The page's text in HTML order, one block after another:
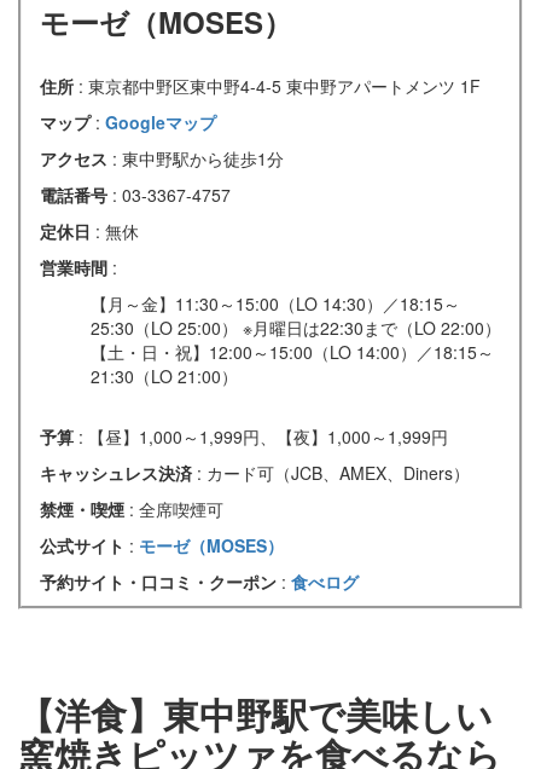
モーゼ（MOSES）
住所 : 東京都中野区東中野4-4-5 東中野アパートメンツ 1F
マップ : Googleマップ
アクセス : 東中野駅から徒歩1分
電話番号 : 03-3367-4757
定休日 : 無休
営業時間 :
【月～金】11:30～15:00（LO 14:30）／18:15～
25:30（LO 25:00） ※月曜日は22:30まで（LO 22:00）
【土・日・祝】12:00～15:00（LO 14:00）／18:15～
21:30（LO 21:00）
予算 : 【昼】1,000～1,999円、【夜】1,000～1,999円
キャッシュレス決済 : カード可（JCB、AMEX、Diners）
禁煙・喫煙 : 全席喫煙可
公式サイト : モーゼ（MOSES）
予約サイト・口コミ・クーポン : 食べログ
【洋食】東中野駅で美味しい
窯焼きピッツァを食べるなら